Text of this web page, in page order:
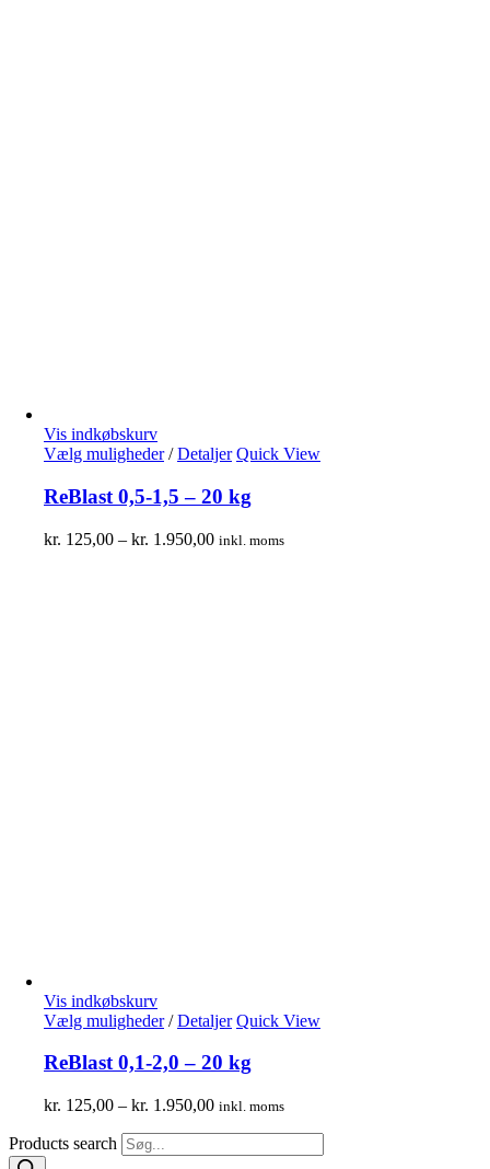
Vis indkøbskurv
Vælg muligheder/ Detaljer Quick View
ReBlast 0,5-1,5 – 20 kg
kr. 125,00 – kr. 1.950,00 inkl. moms
Vis indkøbskurv
Vælg muligheder/ Detaljer Quick View
ReBlast 0,1-2,0 – 20 kg
kr. 125,00 – kr. 1.950,00 inkl. moms
Products search